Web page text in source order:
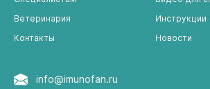
Ветеринария
Инструкции
Контакты
Новости
info@imunofan.ru